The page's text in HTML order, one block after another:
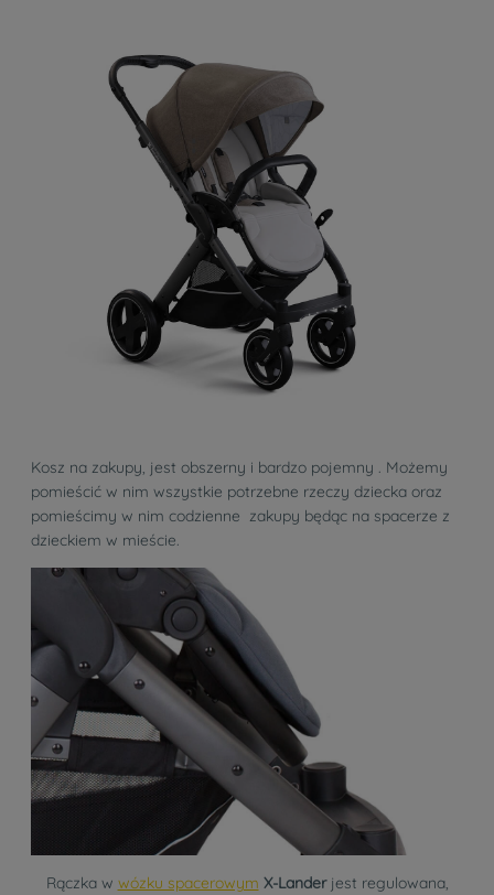
Kosz na zakupy, jest obszerny i bardzo pojemny . Możemy
pomieścić w nim wszystkie potrzebne rzeczy dziecka oraz
pomieścimy w nim codzienne zakupy będąc na spacerze z
dzieckiem w mieście.
Rączka w wózku spacerowym X-Landerjest regulowana,